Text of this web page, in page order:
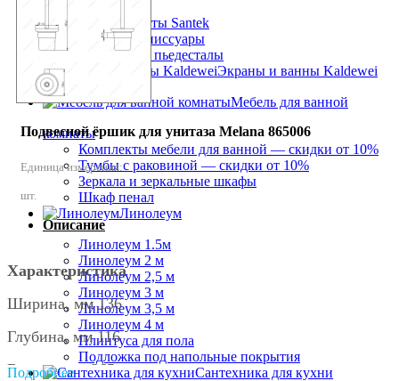
для ванной комнаты Santek
Унитазы и писсуары
Раковины и пьедесталы
Экраны и ванны Kaldewei
Мебель для ванной
комнаты
Комплекты мебели для ванной — скидки от 10%
Тумбы с раковиной — скидки от 10%
Зеркала и зеркальные шкафы
Шкаф пенал
Линолеум
Линолеум 1.5м
Линолеум 2 м
Линолеум 2,5 м
Линолеум 3 м
Линолеум 3,5 м
Линолеум 4 м
Плинтуса для пола
Подложка под напольные покрытия
Сантехника для кухни
Подвесной ёршик для унитаза Melana 865006
Единица измерения:
шт.
Описание
Характеристика
Ширина, мм 136
Глубина, мм 116
Высота, мм 365
Подробнее